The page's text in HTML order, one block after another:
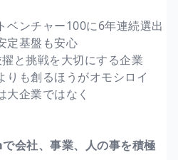
ベンチャー100に6年連続選出
定基盤も安心
と挑戦を大切にする企業
も創るほうがオモシロイ
企業ではなく
会社、事業、人の事を積極